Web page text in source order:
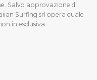
Salvo approvazione di
Surfing srl opera quale
in esclusiva.